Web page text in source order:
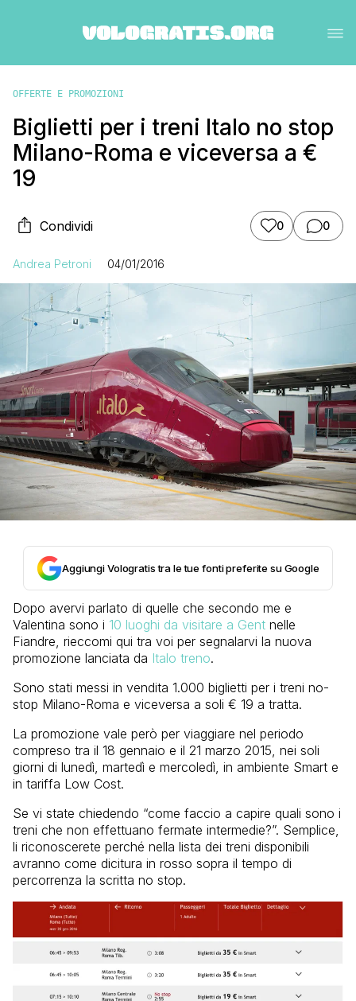
OFFERTE E PROMOZIONI
Biglietti per i treni Italo no stop
Milano-Roma e viceversa a €
19
Condividi 0 0
Andrea Petroni 04/01/2016
Aggiungi Vologratis tra le tue fonti preferite su Google
Dopo avervi parlato di quelle che secondo me e
Valentina sono i 10 luoghi da visitare a Gent nelle
Fiandre, rieccomi qui tra voi per segnalarvi la nuova
promozione lanciata da Italo treno.
Sono stati messi in vendita 1.000 biglietti per i treni no-
stop Milano-Roma e viceversa a soli € 19 a tratta.
La promozione vale però per viaggiare nel periodo
compreso tra il 18 gennaio e il 21 marzo 2015, nei soli
giorni di lunedì, martedì e mercoledì, in ambiente Smart e
in tariffa Low Cost.
Se vi state chiedendo “come faccio a capire quali sono i
treni che non effettuano fermate intermedie?”. Semplice,
li riconoscerete perché nella lista dei treni disponibili
avranno come dicitura in rosso sopra il tempo di
percorrenza la scritta no stop.